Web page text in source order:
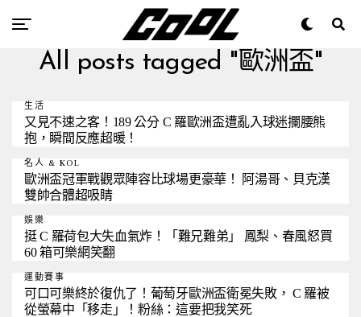
All posts tagged "歐洲盃"
生活
又見不速之客！189 公分 C 羅歐洲盃遭亂入球迷攔腰熊
抱，瞬間反應超暖！
名人 & KOL
歐洲盃冠軍戰觀眾陣容比球場更豪華！ 阿湯哥、貝克漢
雙帥合體超吸睛
娛樂
挺 C 羅荷包大失血氣炸！「難兄難弟」 鳳梨、春風怒買
60 箱可樂網笑翻
運動賽事
可口可樂終於復仇了！葡萄牙歐洲盃衛冕失敗， C 羅被
從螢幕中「移走」！粉絲：這要把我笑死